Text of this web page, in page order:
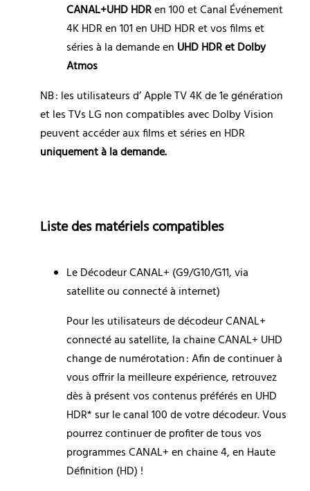
CANAL+UHD HDR en 100 et Canal Événement
4K HDR en 101 en UHD HDR et vos films et
séries à la demande en UHD HDR et Dolby
Atmos
NB : les utilisateurs d’ Apple TV 4K de 1e génération
et les TVs LG non compatibles avec Dolby Vision
peuvent accéder aux films et séries en HDR
uniquement à la demande.
Liste des matériels compatibles
Le Décodeur CANAL+ (G9/G10/G11, via
satellite ou connecté à internet)
Pour les utilisateurs de décodeur CANAL+
connecté au satellite, la chaine CANAL+ UHD
change de numérotation : Afin de continuer à
vous offrir la meilleure expérience, retrouvez
dès à présent vos contenus préférés en UHD
HDR* sur le canal 100 de votre décodeur. Vous
pourrez continuer de profiter de tous vos
programmes CANAL+ en chaine 4, en Haute
Définition (HD) !